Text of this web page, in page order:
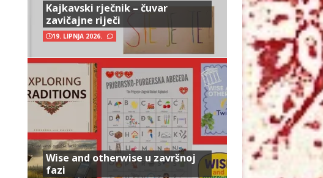
Kajkavski rječnik – čuvar
zavičajne riječi
19. LIPNJA 2026.
Wise and otherwise u završnoj
fazi